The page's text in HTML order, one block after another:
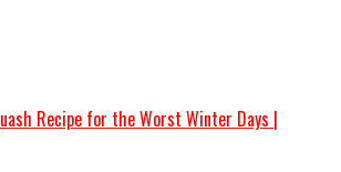
Recipe for the Worst Winter Days |